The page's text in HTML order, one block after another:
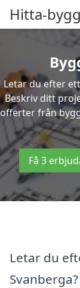
Hitta-
Letar du efter
Beskriv ditt
offerter från
Få 3
Letar du